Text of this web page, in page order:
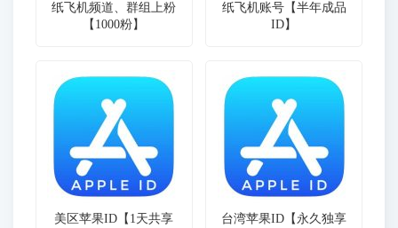
纸飞机频道、群组上粉
【1000粉】
纸飞机账号【半年成品
ID】
美区苹果ID【1天共享
台湾苹果ID【永久独享